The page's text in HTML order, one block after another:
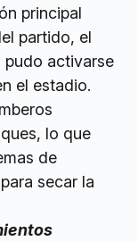
principal
partido, el
pudo activarse
el estadio.
lo que
de
secar la